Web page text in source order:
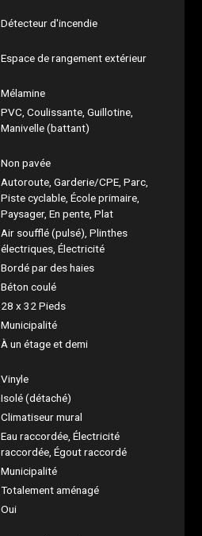
Détecteur d'incendie
Espace de rangement extérieur
Mélamine
PVC, Coulissante, Guillotine,
Manivelle (battant)
Non pavée
Autoroute, Garderie/CPE, Parc,
Piste cyclable, École primaire,
Paysager, En pente, Plat
Air soufflé (pulsé), Plinthes
électriques, Électricité
Bordé par des haies
Béton coulé
28 x 32 Pieds
Municipalité
À un étage et demi
Vinyle
Isolé (détaché)
Climatiseur mural
Eau raccordée, Électricité
raccordée, Égout raccordé
Municipalité
Totalement aménagé
Oui